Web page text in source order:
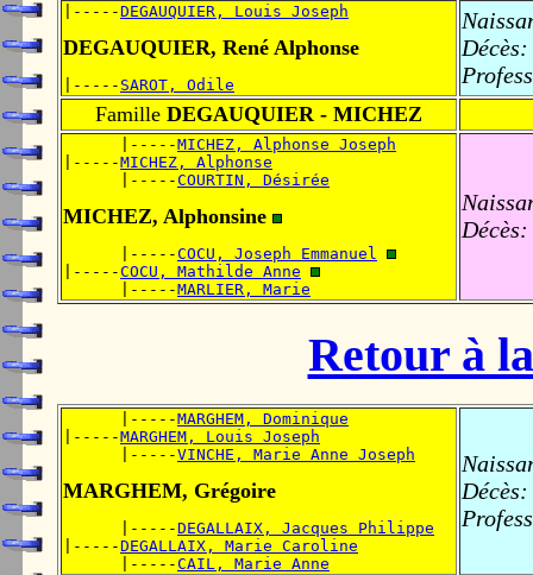
|-----DEGAUQUIER, Louis Joseph
DEGAUQUIER, René Alphonse
|----- SAROT, Odile
Décès:
Famille DEGAUQUIER - MICHEZ
      |-----
MICHEZ, Alphonse Joseph
|-----MICHEZ, Alphonse
      |-----
COURTIN, Désirée
MICHEZ, Alphonsine
      |-----
COCU, Joseph Emmanuel
|-----COCU, Mathilde Anne
      |-----
MARLIER, Marie
Décès:
Retour à
      |-----
MARGHEM, Dominique
|-----MARGHEM, Louis Joseph
      |-----
VINCHE, Marie Anne Joseph
MARGHEM, Grégoire
      |-----
DEGALLAIX, Jacques Philippe
|-----DEGALLAIX, Marie Caroline
      |-----
CAIL, Marie Anne
Décès: